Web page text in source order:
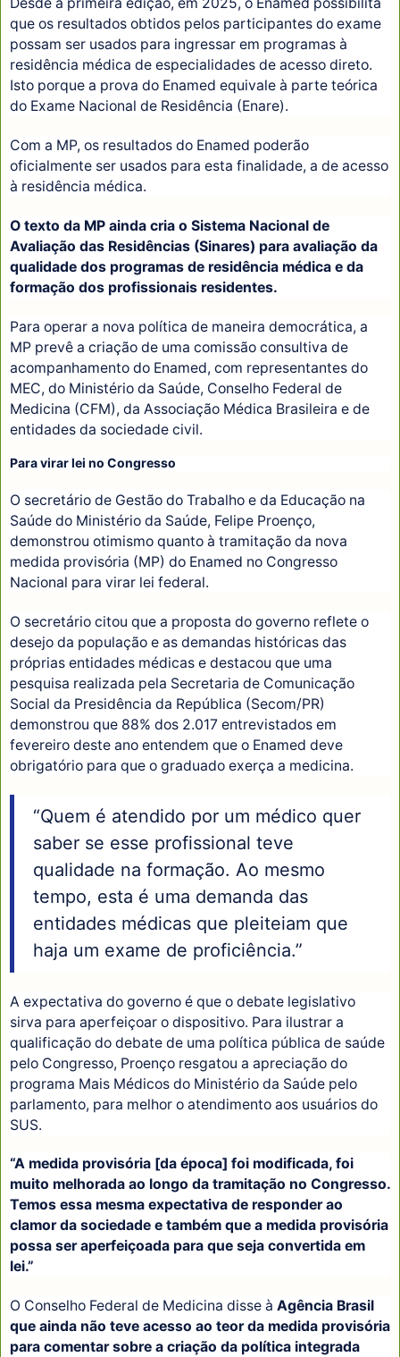
Desde a primeira edição, em 2025, o Enamed possibilita
que os resultados obtidos pelos participantes do exame
possam ser usados para ingressar em programas à
residência médica de especialidades de acesso direto.
Isto porque a prova do Enamed equivale à parte teórica
do Exame Nacional de Residência (Enare).
Com a MP, os resultados do Enamed poderão
oficialmente ser usados para esta finalidade, a de acesso
à residência médica.
O texto da MP ainda cria o Sistema Nacional de
Avaliação das Residências (Sinares) para avaliação da
qualidade dos programas de residência médica e da
formação dos profissionais residentes.
Para operar a nova política de maneira democrática, a
MP prevê a criação de uma comissão consultiva de
acompanhamento do Enamed, com representantes do
MEC, do Ministério da Saúde, Conselho Federal de
Medicina (CFM), da Associação Médica Brasileira e de
entidades da sociedade civil.
Para virar lei no Congresso
O secretário de Gestão do Trabalho e da Educação na
Saúde do Ministério da Saúde, Felipe Proenço,
demonstrou otimismo quanto à tramitação da nova
medida provisória (MP) do Enamed no Congresso
Nacional para virar lei federal.
O secretário citou que a proposta do governo reflete o
desejo da população e as demandas históricas das
próprias entidades médicas e destacou que uma
pesquisa realizada pela Secretaria de Comunicação
Social da Presidência da República (Secom/PR)
demonstrou que 88% dos 2.017 entrevistados em
fevereiro deste ano entendem que o Enamed deve
obrigatório para que o graduado exerça a medicina.
“Quem é atendido por um médico quer
saber se esse profissional teve
qualidade na formação. Ao mesmo
tempo, esta é uma demanda das
entidades médicas que pleiteiam que
haja um exame de proficiência.”
A expectativa do governo é que o debate legislativo
sirva para aperfeiçoar o dispositivo. Para ilustrar a
qualificação do debate de uma política pública de saúde
pelo Congresso, Proenço resgatou a apreciação do
programa Mais Médicos do Ministério da Saúde pelo
parlamento, para melhor o atendimento aos usuários do
SUS.
“A medida provisória [da época] foi modificada, foi
muito melhorada ao longo da tramitação no Congresso.
Temos essa mesma expectativa de responder ao
clamor da sociedade e também que a medida provisória
possa ser aperfeiçoada para que seja convertida em
lei.”
O Conselho Federal de Medicina disse à Agência Brasil
que ainda não teve acesso ao teor da medida provisória
para comentar sobre a criação da política integrada